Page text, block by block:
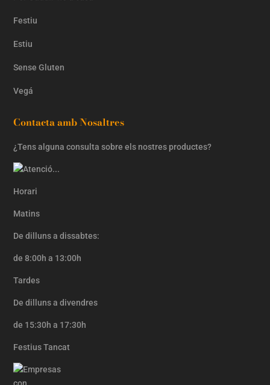
Festiu
Estiu
Sense Gluten
Vegá
Contacta amb Nosaltres
¿Tens alguna consulta sobre els nostres productes?
Horari
Matins
De dilluns a dissabtes:
de 8:00h a 13:00h
Tardes
De dilluns a divendres
de 15:30h a 17:30h
Festius Tancat